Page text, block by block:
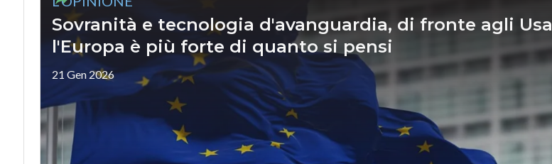
Sovranità e tecnologia d'avanguardia, di fronte agli Usa
l'Europa è più forte di quanto si pensi
21 Gen 2026